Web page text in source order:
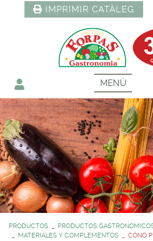
IMPRIMIR CATÀLEG
MENÚ
PRODUCTOS
PRODUCTOS
MATERIALES Y COMPLEMENTOS
CONO